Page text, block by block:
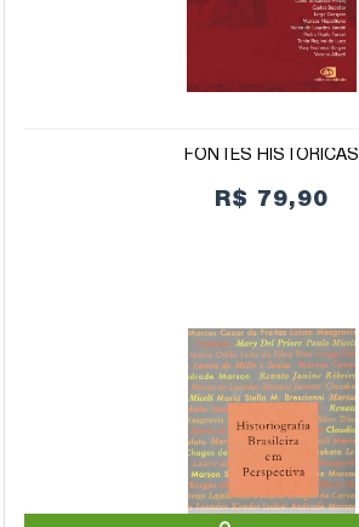
FONTES HISTÓRICAS
R$ 79,90